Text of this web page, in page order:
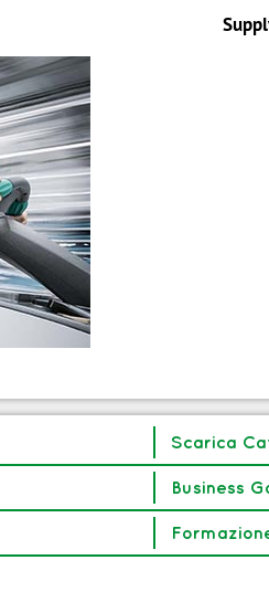
Scarica
Business